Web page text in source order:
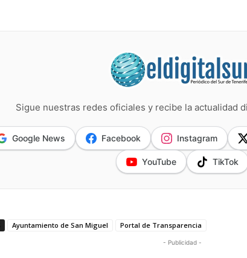
Sigue nuestras redes oficiales y recibe la actualidad
Google News Facebook Instagram
YouTube TikTok
Ayuntamiento de San Miguel Portal de Transparencia
- Publicidad -